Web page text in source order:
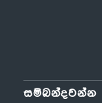
සම්බන්දවන්න